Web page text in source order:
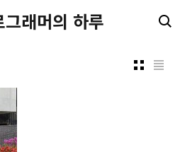
래머의 하루